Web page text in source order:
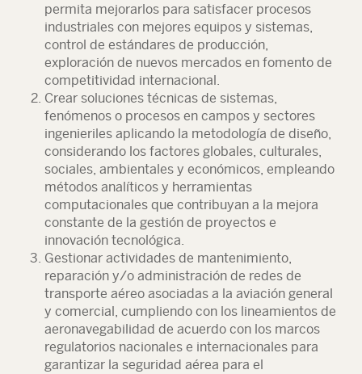
permita mejorarlos para satisfacer procesos
industriales con mejores equipos y sistemas,
control de estándares de producción,
exploración de nuevos mercados en fomento de
competitividad internacional.
Crear soluciones técnicas de sistemas,
fenómenos o procesos en campos y sectores
ingenieriles aplicando la metodología de diseño,
considerando los factores globales, culturales,
sociales, ambientales y económicos, empleando
métodos analíticos y herramientas
computacionales que contribuyan a la mejora
constante de la gestión de proyectos e
innovación tecnológica.
Gestionar actividades de mantenimiento,
reparación y/o administración de redes de
transporte aéreo asociadas a la aviación general
y comercial, cumpliendo con los lineamientos de
aeronavegabilidad de acuerdo con los marcos
regulatorios nacionales e internacionales para
garantizar la seguridad aérea para el